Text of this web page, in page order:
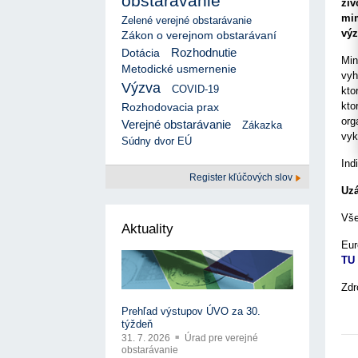
Týždenný súhrn výstupov ÚVO za 27. týždeň
17. 7. 2026
Úrad pre verejné obstarávanie
Zelené obstarávanie naráža na bariéry aj obavy
8. 7. 2026
Úrad pre verejné obstarávanie
Predseda ÚVO prehodnotil rozhodnutia týkajúce sa
konfliktu záujmov
Otvorenie výzvy na
Výzva na poskytnutie
Tretia výzva v Interreg
regiónu oficiálne vyhlá...
TU
Zelené verejné obstarávanie
Zákon o verejnom obstarávaní
Dotácia
Rozhodnutie
Metodické usmernenie
Výzva COVID-19
Rozhodovacia prax
Verejné obstarávanie
Zákazka
Súdny dvor EÚ
Register kľúčových slov
Aktuality
Prehľad výstupov ÚVO za 30.
týždeň
31. 7. 2026
Úrad pre verejné
obstarávanie